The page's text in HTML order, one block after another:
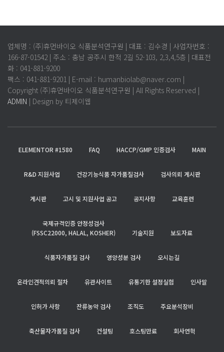
업체명 : (주)휴먼바이오 식품분석연구원 | 대표 : 김수경 | 사업자번호 :
166-87-01542 | 주소 : 충남 공주시 한적 2길 52-103, 2,3,4,5층 | 대표전
화 : 041-881-9200
팩스 : 041-881-9201 | E-mail : humanbiolab@naver.com |
Copyright (주)휴먼바이오 식품분석연구원 | All Rights Reserved |
ADMIN | Design by 티제이웹
ELEMENTOR #1580 FAQ HACCP/GMP 인증검사 MAIN
R&D 지원사업 건강기능식품 자가품질검사 검사의뢰 게시판
게시판 고시 및 지원사업 공고 공지사항 교육훈련
국제규격인증 안정성검사
(FSSC22000, HALAL, KOSHER)
기술지원 보도자료
식품자가품질 검사 영양성분 검사 오시는길
온라인견적의뢰 절차 유관사이트 유통기한 설정실험 인사말
인허가 사항 잔류농약 검사 조직도 주요분석장비
축산물자가품질 검사 컨설팅 호스팅만료 회사연혁